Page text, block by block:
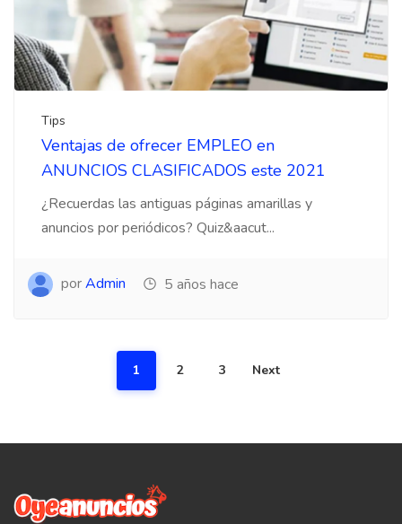
Tips
Ventajas de ofrecer EMPLEO en
ANUNCIOS CLASIFICADOS este 2021
¿Recuerdas las antiguas páginas amarillas y
anuncios por periódicos? Quiz&aacut...
porAdmin 5 años hace
1 2 3 Next